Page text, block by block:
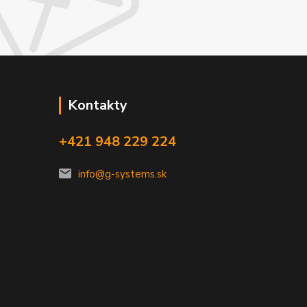
Kontakty
+421 948 229 224
info@g-systems.sk